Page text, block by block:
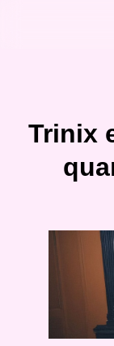
Trinix